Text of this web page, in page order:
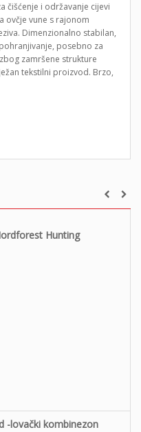
Hunting
-lovački kombinezon
čišćenje i održavanje cijevi
ovčje vune s rajonom
Dimenzionalno stabilan,
posebno za
zamršene strukture
tekstilni proizvod. Brzo,